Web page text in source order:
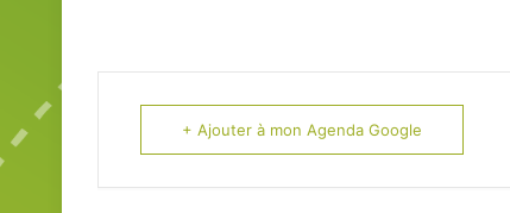
+ Ajouter à mon Agenda Google